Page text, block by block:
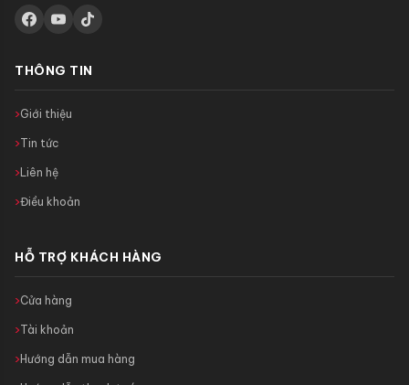
THÔNG TIN
Giới thiệu
Tin tức
Liên hệ
Điều khoản
HỖ TRỢ KHÁCH HÀNG
Cửa hàng
Tài khoản
Hướng dẫn mua hàng